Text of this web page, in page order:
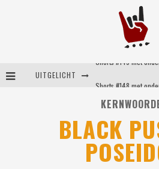
UITGELICHT
BLACK